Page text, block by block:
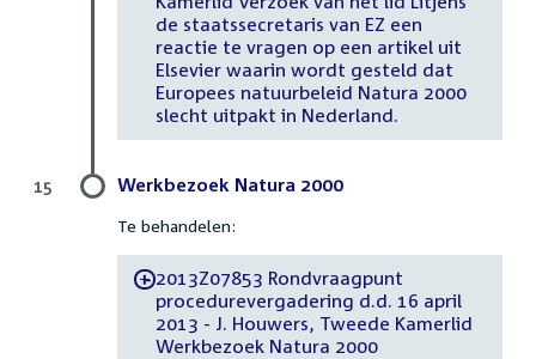
de staatssecretaris van EZ een
reactie te vragen op een artikel uit
Elsevier waarin wordt gesteld dat
Europees natuurbeleid Natura 2000
slecht uitpakt in Nederland.
Werkbezoek Natura 2000
Te behandelen:
-2013Z07853 Rondvraagpunt
procedurevergadering d.d. 16 april
2013 - J. Houwers, Tweede Kamerlid
Werkbezoek Natura 2000
15